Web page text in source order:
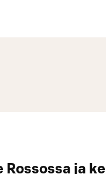
Rossossa ja